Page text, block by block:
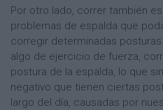
Por otro lado, correr también
problemas de espalda que
corregir determinadas
algo de ejercicio de fuerza,
postura de la espalda, lo que
negativo que tienen ciertas
largo del día, causadas por